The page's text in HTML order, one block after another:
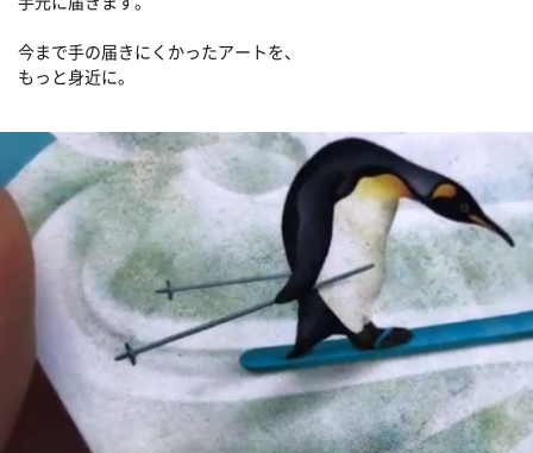
今まで手の届きにくかったアートを、
もっと身近に。